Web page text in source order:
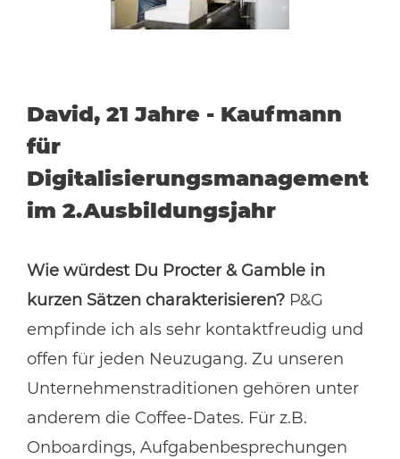
David, 21 Jahre - Kaufmann
für
Digitalisierungsmanagement
im 2.Ausbildungsjahr
Wie würdest Du Procter & Gamble in
kurzen Sätzen charakterisieren? P&G
empfinde ich als sehr kontaktfreudig und
offen für jeden Neuzugang. Zu unseren
Unternehmenstraditionen gehören unter
anderem die Coffee-Dates. Für z.B.
Onboardings, Aufgabenbesprechungen